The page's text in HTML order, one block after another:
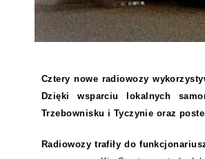
Cztery nowe radiowozy
Dzięki wsparciu lokalnych
Trzebownisku i Tyczynie oraz
Radiowozy trafiły do